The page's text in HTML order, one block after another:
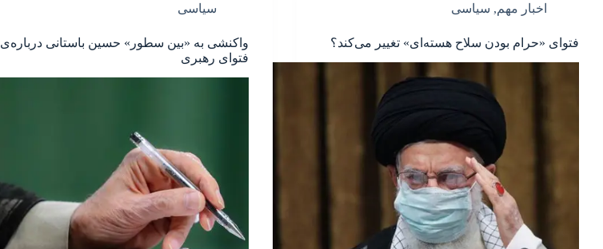
اخبار مهم, سیاسی
فتوای «حرام بودن سلاح هسته‌ای» تغییر می‌کند؟
سیاسی
واکنشی به «بین سطور» حسین باستانی درباره‌ی
فتوای رهبری